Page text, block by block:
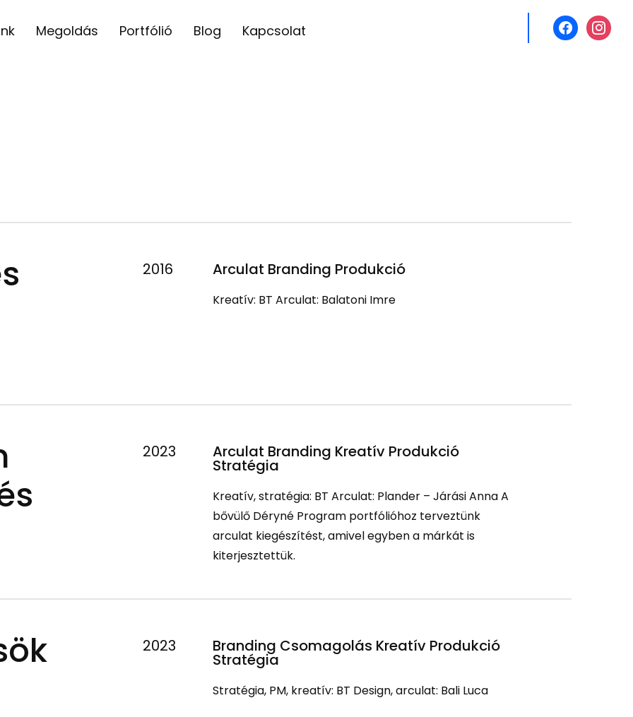
Megoldás Portfólió Blog Kapcsolat facebook
2016 Arculat Branding Produkció
Kreatív: BT Arculat: Balatoni Imre
2023 Arculat Branding Kreatív Produkció
Stratégia
Kreatív, stratégia: BT Arculat: Plander – Járási Anna A
bővülő Déryné Program portfólióhoz terveztünk
arculat kiegészítést, amivel egyben a márkát is
kiterjesztettük.
2023 Branding Csomagolás Kreatív Produkció
Stratégia
Stratégia, PM, kreatív: BT Design, arculat: Bali Luca